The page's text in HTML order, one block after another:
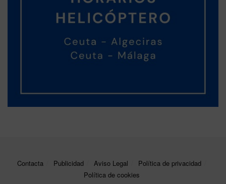
Contacta Publicidad Aviso Legal
Política de privacidad
Política de cookies